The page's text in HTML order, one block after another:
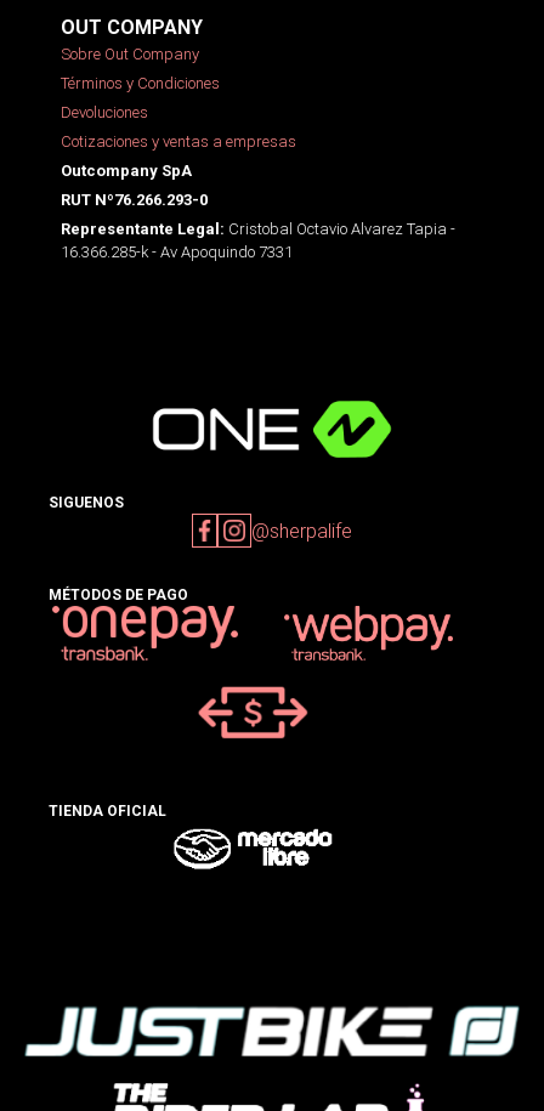
OUT COMPANY
Sobre Out Company
Términos y Condiciones
Devoluciones
Cotizaciones y ventas a empresas
Outcompany SpA
RUT Nº76.266.293-0
Representante Legal: Cristobal Octavio Alvarez Tapia -
16.366.285-k - Av Apoquindo 7331
SIGUENOS
@sherpalife
MÉTODOS DE PAGO
TIENDA OFICIAL